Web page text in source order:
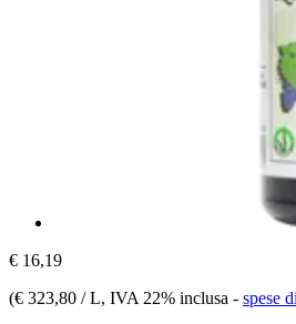
€ 16,19
(€ 323,80 / L, IVA 22% inclusa - spese